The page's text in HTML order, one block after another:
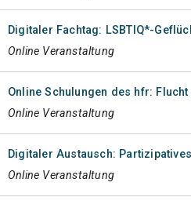
Digitaler Fachtag: LSBTIQ*-
Online Veranstaltung
Online Schulungen des hfr:
Online Veranstaltung
Digitaler Austausch:
Online Veranstaltung